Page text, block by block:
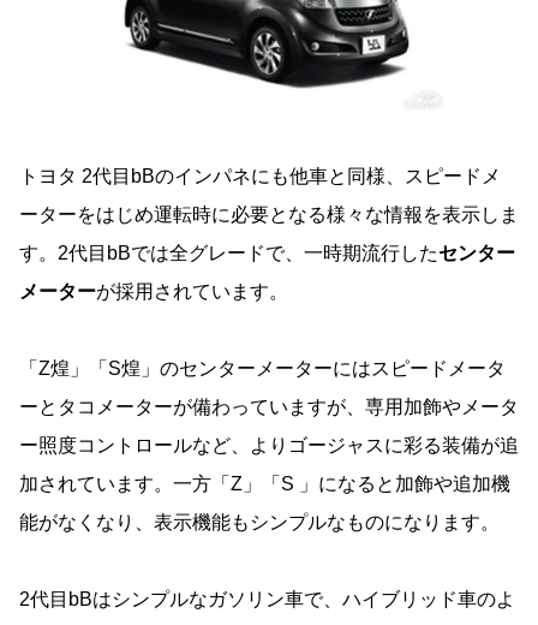
トヨタ 2代目bBのインパネにも他車と同様、スピードメ
ーターをはじめ運転時に必要となる様々な情報を表示しま
す。2代目bBでは全グレードで、一時期流行したセンター
メーターが採用されています。
「Z煌」「S煌」のセンターメーターにはスピードメータ
ーとタコメーターが備わっていますが、専用加飾やメータ
ー照度コントロールなど、よりゴージャスに彩る装備が追
加されています。一方「Z」「S 」になると加飾や追加機
能がなくなり、表示機能もシンプルなものになります。
2代目bBはシンプルなガソリン車で、ハイブリッド車のよ